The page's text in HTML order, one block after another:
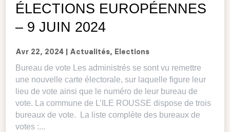
ÉLECTIONS EUROPÉENNES
– 9 JUIN 2024
Avr 22, 2024 Actualités, Elections
Bureau de vote Les administrés se sont vu remettre
une nouvelle carte électorale, sur laquelle figure leur
lieu de vote ainsi que le numéro de leur bureau de
vote. La commune de L’ILE ROUSSE dispose de trois
bureaux de vote. La liste complète des bureaux de
votes :...